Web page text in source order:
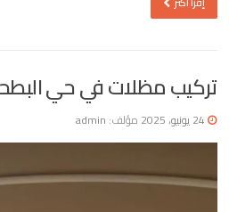
تركيب مظلات في حي
24 يونيو، 2025 مؤلف: admin